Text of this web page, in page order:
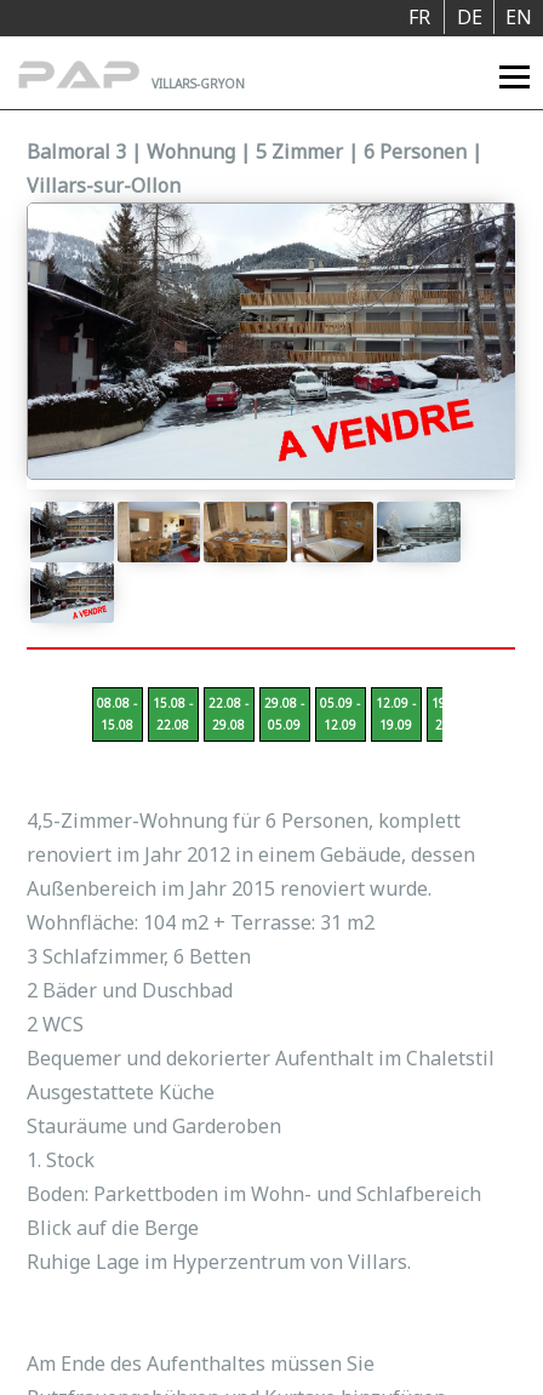
EN
DE
FR
VILLARS-GRYON
Balmoral 3 | Wohnung | 5 Zimmer | 6 Personen |
Villars-sur-Ollon
08.08 -
15.08
15.08 -
22.08
22.08 -
29.08
29.08 -
05.09
05.09 -
12.09
12.09 -
19.09
19.09 -
26.09
4,5-Zimmer-Wohnung für 6 Personen, komplett
renoviert im Jahr 2012 in einem Gebäude, dessen
Außenbereich im Jahr 2015 renoviert wurde.
Wohnfläche: 104 m2 + Terrasse: 31 m2
3 Schlafzimmer, 6 Betten
2 Bäder und Duschbad
2 WCS
Bequemer und dekorierter Aufenthalt im Chaletstil
Ausgestattete Küche
Stauräume und Garderoben
1. Stock
Boden: Parkettboden im Wohn- und Schlafbereich
Blick auf die Berge
Ruhige Lage im Hyperzentrum von Villars.
Am Ende des Aufenthaltes müssen Sie